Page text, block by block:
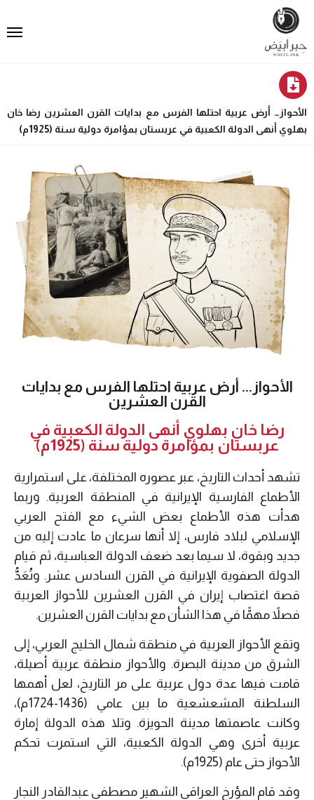
الأحواز… أرض عربية احتلها الفرس مع بدايات القرن العشرين رضا خان
بهلوي أنهى الدولة الكعبية في عربستان بمؤامرة دولية سنة (1925م)
الأحواز... أرض عربية احتلها الفرس مع بدايات
القرن العشرين
رضا خان بهلوي أنهى الدولة الكعبية في
عربستان بمؤامرة دولية سنة (1925م)
تشهد أحداث التاريخ، عبر عصوره المختلفة، على استمرارية
الأطماع الفارسية الإيرانية في المنطقة العربية. وربما
هدأت هذه الأطماع بعض الشيء مع الفتح العربي
الإسلامي لبلاد فارس، إلا أنها سرعان ما عادت إليه من
جديد وبقوة، لا سيما بعد ضعف الدولة العباسية، ثم قيام
الدولة الصفوية الإيرانية في القرن السادس عشر. وتُعَدُّ
قصة اغتصاب إيران في القرن العشرين للأحواز العربية
فصلاً مهمًّا في هذا الشأن مع بدايات القرن العشرين.
وتقع الأحواز العربية في منطقة شمال الخليج العربي، إلى
الشرق من مدينة البصرة. والأحواز منطقة عربية أصيلة،
قامت فيها عدة دول عربية على مر التاريخ، لعل أهمها
السلطنة المشعشعية ما بين عامي (1436-1724م)،
وكانت عاصمتها مدينة الحويزة. وتلا هذه الدولة إمارة
عربية أخرى وهي الدولة الكعبية، التي استمرت تحكم
الأحواز حتى عام (1925م).
وقد قام المؤرخ العراقي الشهير مصطفى عبدالقادر النجار